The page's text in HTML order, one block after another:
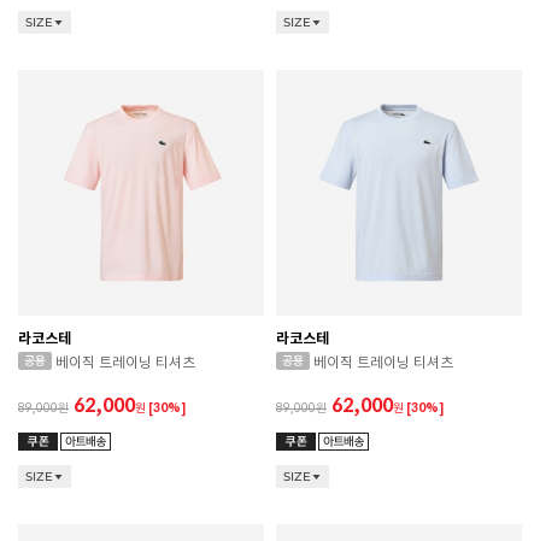
SIZE SIZE
라코스테
베이직 트레이닝 티셔츠
89,000 62,000원 [30%]
SIZE
라코스테
베이직 트레이닝 티셔츠
89,000 62,000원 [30%]
SIZE